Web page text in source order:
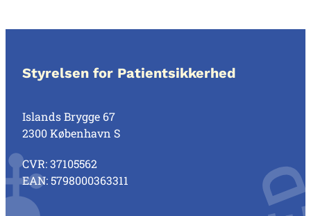
Styrelsen for Patientsikkerhed
Islands Brygge 67
2300 København S
CVR: 37105562
EAN: 5798000363311